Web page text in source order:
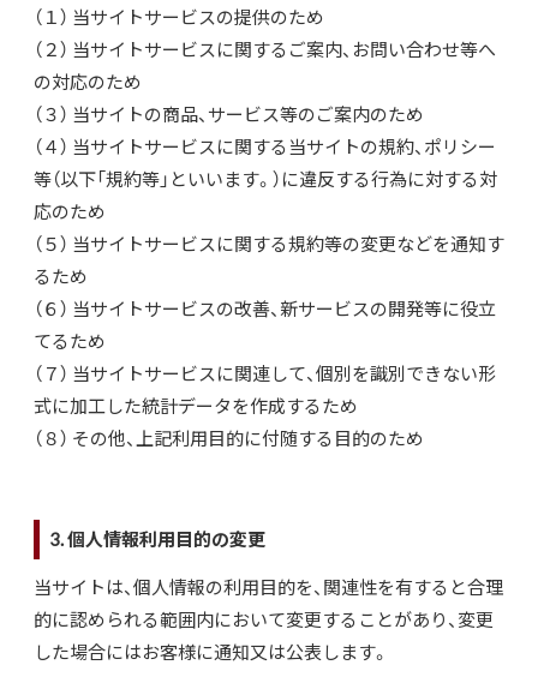
（１） 当サイトサービスの提供のため
（２） 当サイトサービスに関するご案内、お問い合わせ等へ
の対応のため
（３） 当サイトの商品、サービス等のご案内のため
（４） 当サイトサービスに関する当サイトの規約、ポリシー
等（以下「規約等」といいます。）に違反する行為に対する対
応のため
（５） 当サイトサービスに関する規約等の変更などを通知す
るため
（６） 当サイトサービスの改善、新サービスの開発等に役立
てるため
（７） 当サイトサービスに関連して、個別を識別できない形
式に加工した統計データを作成するため
（８） その他、上記利用目的に付随する目的のため
3. 個人情報利用目的の変更
当サイトは、個人情報の利用目的を、関連性を有すると合理
的に認められる範囲内において変更することがあり、変更
した場合にはお客様に通知又は公表します。